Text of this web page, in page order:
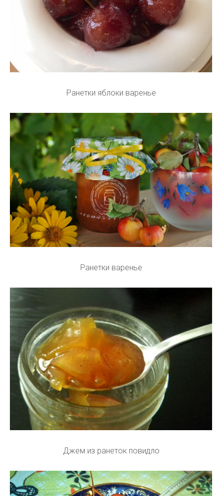
Ранетки яблоки варенье
Ранетки варенье
Джем из ранеток повидло